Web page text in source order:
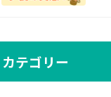
カテゴリー